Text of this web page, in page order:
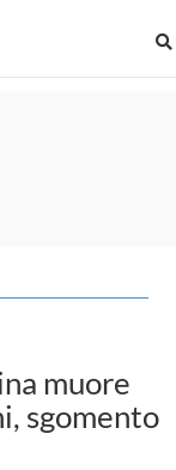
muore
sgomento